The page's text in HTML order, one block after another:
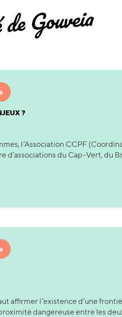
Gouveia
?
l’Association CCPF
du Cap-Vert, du
affirmer l’existence d’une
dangereuse entre les